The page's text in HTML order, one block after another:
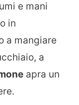
e mani
in
a mangiare
a
apra un